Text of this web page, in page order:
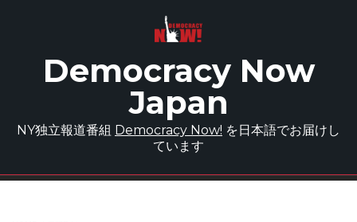
Democracy Now
Japan
NY独立報道番組 Democracy Now! を日本語でお届けし
ています